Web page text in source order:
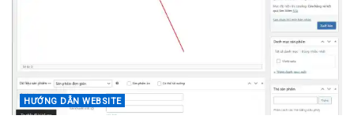
HƯỚNG DẪN WEBSITE